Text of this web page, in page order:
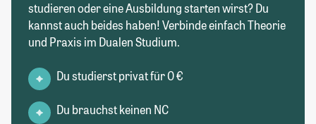
studieren oder eine Ausbildung starten wirst? Du
kannst auch beides haben! Verbinde einfach Theorie
und Praxis im Dualen Studium.
Du studierst privat für 0 €
Du brauchst keinen NC